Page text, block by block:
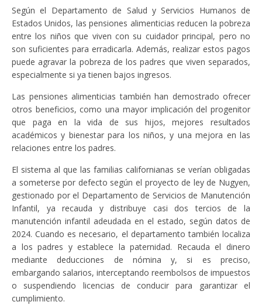
Según el Departamento de Salud y Servicios Humanos de
Estados Unidos, las pensiones alimenticias reducen la pobreza
entre los niños que viven con su cuidador principal, pero no
son suficientes para erradicarla. Además, realizar estos pagos
puede agravar la pobreza de los padres que viven separados,
especialmente si ya tienen bajos ingresos.
Las pensiones alimenticias también han demostrado ofrecer
otros beneficios, como una mayor implicación del progenitor
que paga en la vida de sus hijos, mejores resultados
académicos y bienestar para los niños, y una mejora en las
relaciones entre los padres.
El sistema al que las familias californianas se verían obligadas
a someterse por defecto según el proyecto de ley de Nugyen,
gestionado por el Departamento de Servicios de Manutención
Infantil, ya recauda y distribuye casi dos tercios de la
manutención infantil adeudada en el estado, según datos de
2024. Cuando es necesario, el departamento también localiza
a los padres y establece la paternidad. Recauda el dinero
mediante deducciones de nómina y, si es preciso,
embargando salarios, interceptando reembolsos de impuestos
o suspendiendo licencias de conducir para garantizar el
cumplimiento.